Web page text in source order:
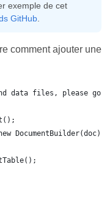
exemple de cet
GitHub.
comment ajouter une
data files, please go
DocumentBuilder(doc);